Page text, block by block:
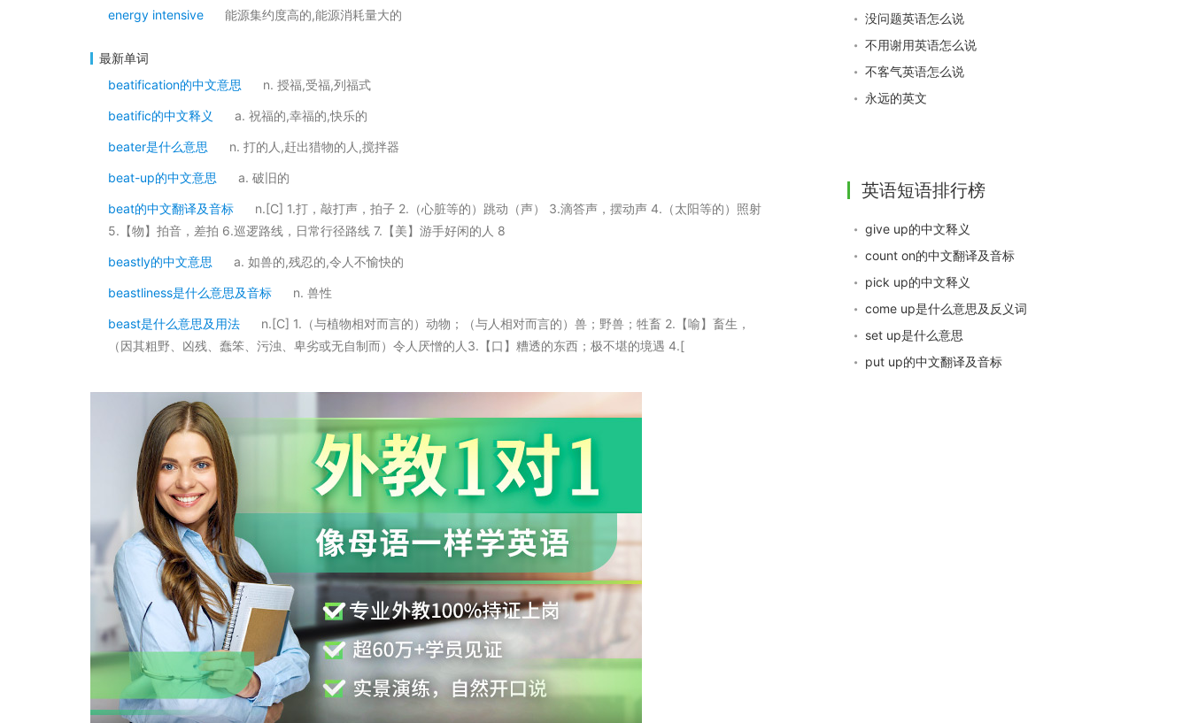
energy intensive 能源集约度高的,能源消耗量大的
最新单词
beatification的中文意思
n. 授福,受福,列福式
beatific的中文释义 a. 祝福的,幸福的,快乐的
beater是什么意思 n. 打的人,赶出猎物的人,搅拌器
beat-up的中文意思 a. 破旧的
beat的中文翻译及音标
n.[C] 1.打，敲打声，拍子 2.（心脏等的）跳动（声） 3.滴答声，摆动声 4.（太阳等的）照射
5.【物】拍音，差拍 6.巡逻路线，日常行径路线 7.【美】游手好闲的人 8
beastly的中文意思 a. 如兽的,残忍的,令人不愉快的
beastliness是什么意思及音标 n. 兽性
beast是什么意思及用法
n.[C] 1.（与植物相对而言的）动物；（与人相对而言的）兽；野兽；牲畜 2.【喻】畜生，
（因其粗野、凶残、蠢笨、污浊、卑劣或无自制而）令人厌憎的人3.【口】糟透的东西；极不堪的境遇 4.[
没问题英语怎么说
不用谢用英语怎么说
不客气英语怎么说
永远的英文
英语短语排行榜
give up的中文释义
count on的中文翻译及音标
pick up的中文释义
come up是什么意思及反义词
set up是什么意思
put up的中文翻译及音标